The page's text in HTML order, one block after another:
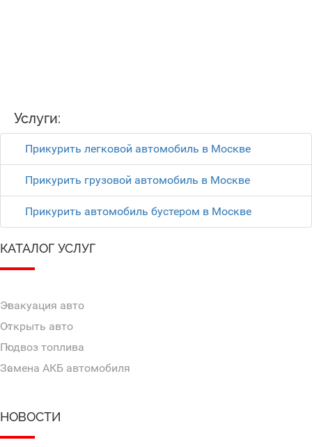
Услуги:
Прикурить легковой автомобиль в Москве
Прикурить грузовой автомобиль в Москве
Прикурить автомобиль бустером в Москве
КАТАЛОГ УСЛУГ
Эвакуация авто
Открыть авто
Подвоз топлива
Замена АКБ автомобиля
НОВОСТИ